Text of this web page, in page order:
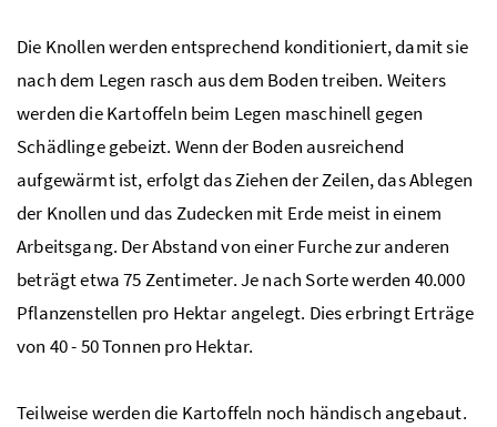
Die Knollen werden entsprechend konditioniert, damit sie
nach dem Legen rasch aus dem Boden treiben. Weiters
werden die Kartoffeln beim Legen maschinell gegen
Schädlinge gebeizt. Wenn der Boden ausreichend
aufgewärmt ist, erfolgt das Ziehen der Zeilen, das Ablegen
der Knollen und das Zudecken mit Erde meist in einem
Arbeitsgang. Der Abstand von einer Furche zur anderen
beträgt etwa 75 Zentimeter. Je nach Sorte werden 40.000
Pflanzenstellen pro Hektar angelegt. Dies erbringt Erträge
von 40 - 50 Tonnen pro Hektar.
Teilweise werden die Kartoffeln noch händisch angebaut.